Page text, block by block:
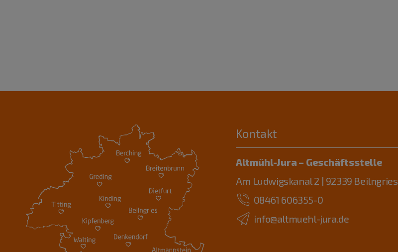
Kontakt
Altmühl-Jura – Geschäftsstelle
Am Ludwigskanal 2 | 92339 Beilngries
08461 606355-0
info@altmuehl-jura.de